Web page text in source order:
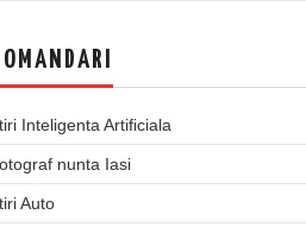
Inteligenta Artificiala
nunta Iasi
Auto